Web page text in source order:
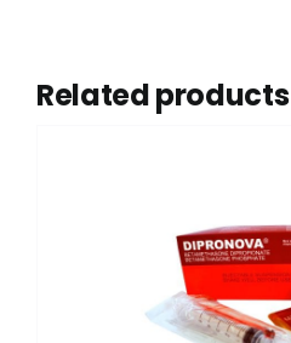
Related products